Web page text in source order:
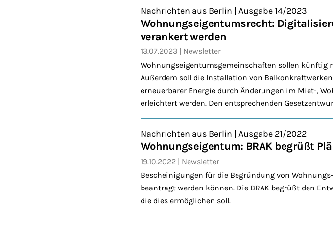
Nachrichten aus Berlin | Ausgabe 14/2023
Wohnungseigentumsrecht:
verankert werden
13.07.2023
Newsletter
Wohnungseigentumsgemeinschaften sollen künftig
Außerdem soll die Installation von
erneuerbarer Energie durch Änderungen im Miet-,
erleichtert werden. Den entsprechenden
Nachrichten aus Berlin | Ausgabe 21/2022
Wohnungseigentum: BRAK begrüßt
19.10.2022
Newsletter
Bescheinigungen für die Begründung von
beantragt werden können. Die BRAK begrüßt den
die dies ermöglichen soll.